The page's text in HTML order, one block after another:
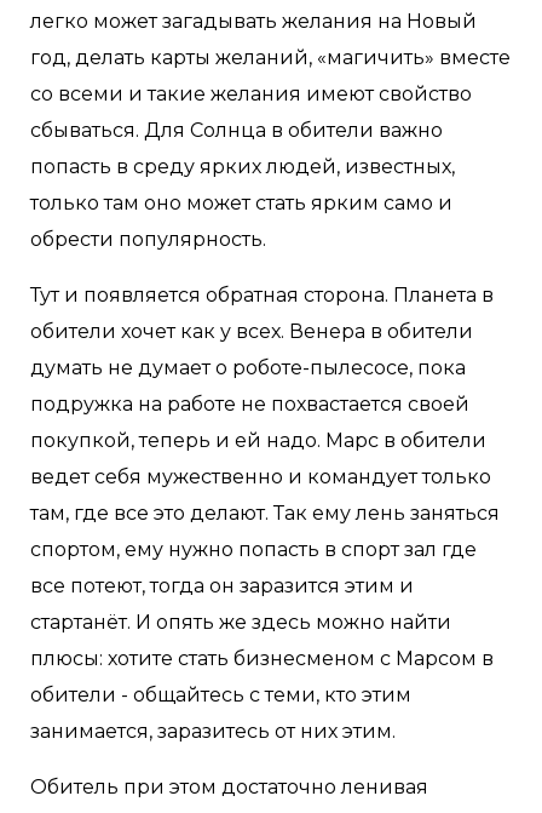
легко может загадывать желания на Новый
год, делать карты желаний, «магичить» вместе
со всеми и такие желания имеют свойство
сбываться. Для Солнца в обители важно
попасть в среду ярких людей, известных,
только там оно может стать ярким само и
обрести популярность.
Тут и появляется обратная сторона. Планета в
обители хочет как у всех. Венера в обители
думать не думает о роботе-пылесосе, пока
подружка на работе не похвастается своей
покупкой, теперь и ей надо. Марс в обители
ведет себя мужественно и командует только
там, где все это делают. Так ему лень заняться
спортом, ему нужно попасть в спорт зал где
все потеют, тогда он заразится этим и
стартанёт. И опять же здесь можно найти
плюсы: хотите стать бизнесменом с Марсом в
обители - общайтесь с теми, кто этим
занимается, заразитесь от них этим.
Обитель при этом достаточно ленивая